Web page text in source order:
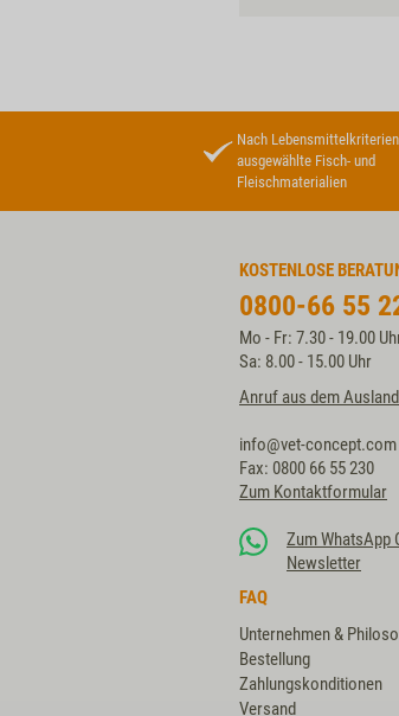
Nach Lebensmittelkriterien
ausgewählte Fisch- und
Fleischmaterialien
KOSTENLOSE
0800-66 55
Mo - Fr: 7.30 - 19.00
Sa: 8.00 - 15.00 Uhr
Anruf aus dem
info@vet-concept.com
Fax: 0800 66 55 230
Zum Kontaktformular
Zum WhatsApp
Newsletter
FAQ
Unternehmen &
Bestellung
Zahlungskonditionen
Versand